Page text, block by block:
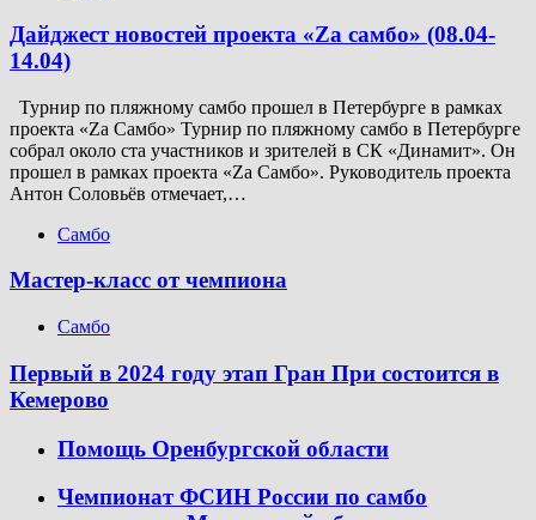
Дайджест новостей проекта «Zа самбо» (08.04-
14.04)
Турнир по пляжному самбо прошел в Петербурге в рамках
проекта «Za Самбо» Турнир по пляжному самбо в Петербурге
собрал около ста участников и зрителей в СК «Динамит». Он
прошел в рамках проекта «Za Самбо». Руководитель проекта
Антон Соловьёв отмечает,…
Самбо
Мастер-класс от чемпиона
Самбо
Первый в 2024 году этап Гран При состоится в
Кемерово
Помощь Оренбургской области
Чемпионат ФСИН России по самбо